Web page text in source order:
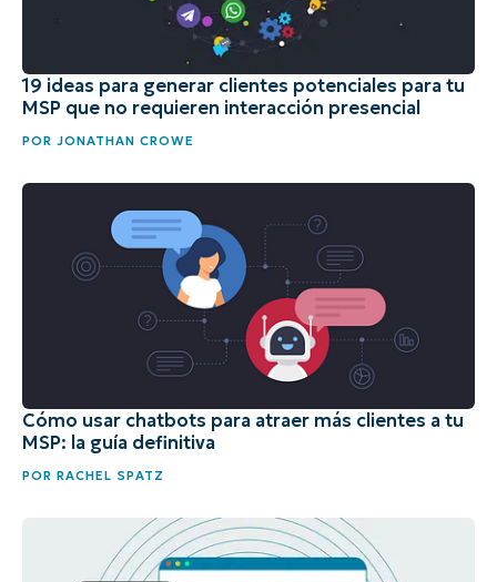
19 ideas para generar clientes potenciales para tu
MSP que no requieren interacción presencial
POR JONATHAN CROWE
Cómo usar chatbots para atraer más clientes a tu
MSP: la guía definitiva
POR RACHEL SPATZ